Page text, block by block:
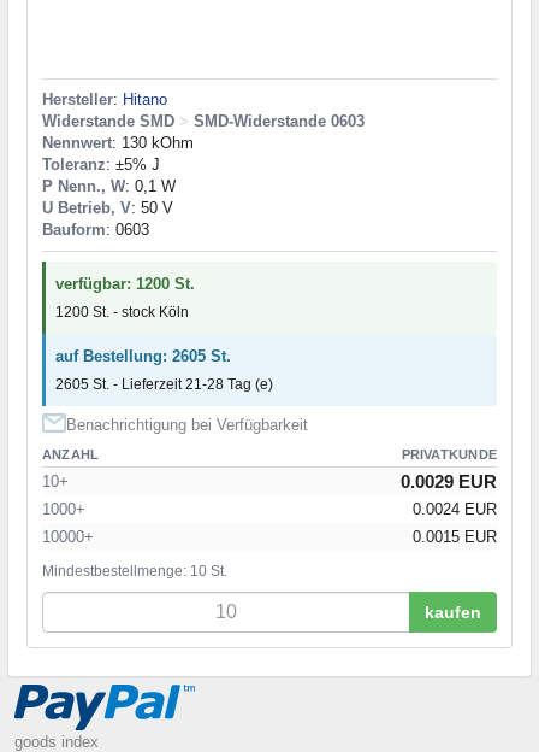
Hersteller: Hitano
Widerstande SMD > SMD-Widerstande 0603
Nennwert: 130 kOhm
Toleranz: ±5% J
P Nenn., W: 0,1 W
U Betrieb, V: 50 V
Bauform: 0603
verfügbar: 1200 St.
1200 St. - stock Köln
auf Bestellung: 2605 St.
2605 St. - Lieferzeit 21-28 Tag (e)
Benachrichtigung bei Verfügbarkeit
ANZAHL PRIVATKUNDE
10+ 0.0029 EUR
1000+
0.0024 EUR
10000+
0.0015 EUR
Mindestbestellmenge: 10 St.
kaufen
goods index